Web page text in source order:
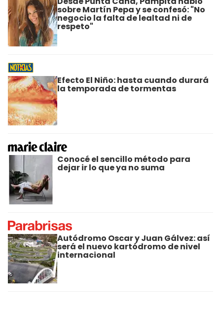
sobre Martín Pepa y se confesó: "No
negocio la falta de lealtad ni de
respeto"
Efecto El Niño: hasta cuando durará
la temporada de tormentas
Conocé el sencillo método para
dejar ir lo que ya no suma
Autódromo Oscar y Juan Gálvez: así
será el nuevo kartódromo de nivel
internacional